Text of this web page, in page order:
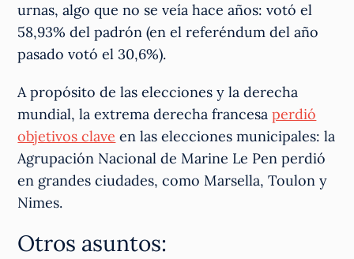
urnas, algo que no se veía hace años: votó el
58,93% del padrón (en el referéndum del año
pasado votó el 30,6%).
A propósito de las elecciones y la derecha
mundial, la extrema derecha francesaperdió
objetivos clave en las elecciones municipales: la
Agrupación Nacional de Marine Le Pen perdió
en grandes ciudades, como Marsella, Toulon y
Nimes.
Otros asuntos: